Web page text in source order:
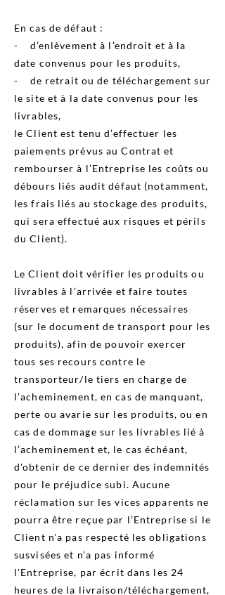
En cas de défaut :
- d’enlèvement à l’endroit et à la
date convenus pour les produits,
- de retrait ou de téléchargement sur
le site et à la date convenus pour les
livrables,
le Client est tenu d’effectuer les
paiements prévus au Contrat et
rembourser à l’Entreprise les coûts ou
débours liés audit défaut (notamment,
les frais liés au stockage des produits,
qui sera effectué aux risques et périls
du Client).
Le Client doit vérifier les produits ou
livrables à l’arrivée et faire toutes
réserves et remarques nécessaires
(sur le document de transport pour les
produits), afin de pouvoir exercer
tous ses recours contre le
transporteur/le tiers en charge de
l’acheminement, en cas de manquant,
perte ou avarie sur les produits, ou en
cas de dommage sur les livrables lié à
l’acheminement et, le cas échéant,
d'obtenir de ce dernier des indemnités
pour le préjudice subi. Aucune
réclamation sur les vices apparents ne
pourra être reçue par l’Entreprise si le
Client n'a pas respecté les obligations
susvisées et n’a pas informé
l'Entreprise, par écrit dans les 24
heures de la livraison/téléchargement,